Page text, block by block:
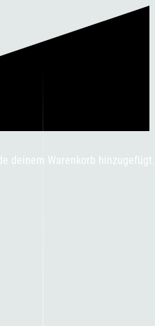
deinem Warenkorb hinzugefügt.